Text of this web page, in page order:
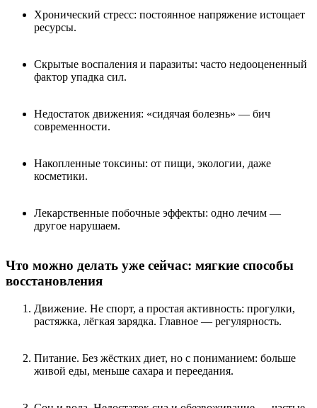
Хронический стресс: постоянное напряжение истощает
ресурсы.
Скрытые воспаления и паразиты: часто недооцененный
фактор упадка сил.
Недостаток движения: «сидячая болезнь» — бич
современности.
Накопленные токсины: от пищи, экологии, даже
косметики.
Лекарственные побочные эффекты: одно лечим —
другое нарушаем.
Что можно делать уже сейчас: мягкие способы
восстановления
Движение. Не спорт, а простая активность: прогулки,
растяжка, лёгкая зарядка. Главное — регулярность.
Питание. Без жёстких диет, но с пониманием: больше
живой еды, меньше сахара и переедания.